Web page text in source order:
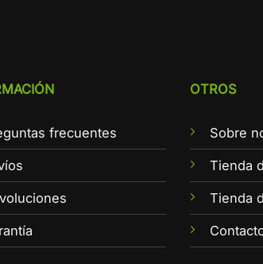
frecuentes
OTROS
Sobre
Tienda
Tienda